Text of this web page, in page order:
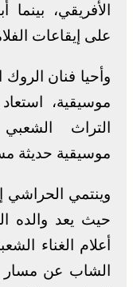
الأفريقي،
على إيقاعات
وأحيا فنان
موسيقية،
التراث
موسيقية حديثة
وينتمي الحراشي
حيث يعد والده
أعلام الغناء
الشاب عن مسار